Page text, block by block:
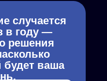
случается
в году —
решения
ваша